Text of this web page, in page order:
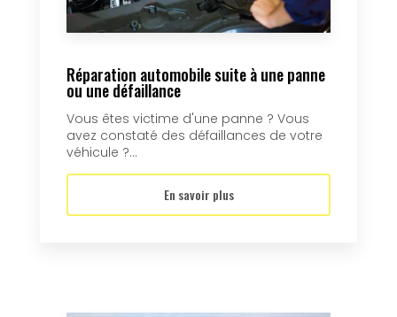
Réparation automobile suite à une panne
ou une défaillance
Vous êtes victime d'une panne ? Vous
avez constaté des défaillances de votre
véhicule ?...
En savoir plus